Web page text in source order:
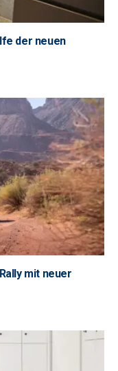
der neuen
mit neuer